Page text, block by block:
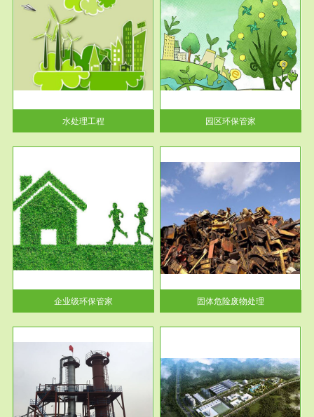
水处理工程
服务范围
园区环保管家
2016 年 4 月，环保部下发《关
于积极发挥环境保护作用促进供
给侧结...
园区环保管家
企业级环保管家
服务范围
固体危险废物处理
固体废物解释：固体废物是指人
们在生产建设、日常生活和其他
活动中...
固体危险废物处理
服务范围
市政固废处理